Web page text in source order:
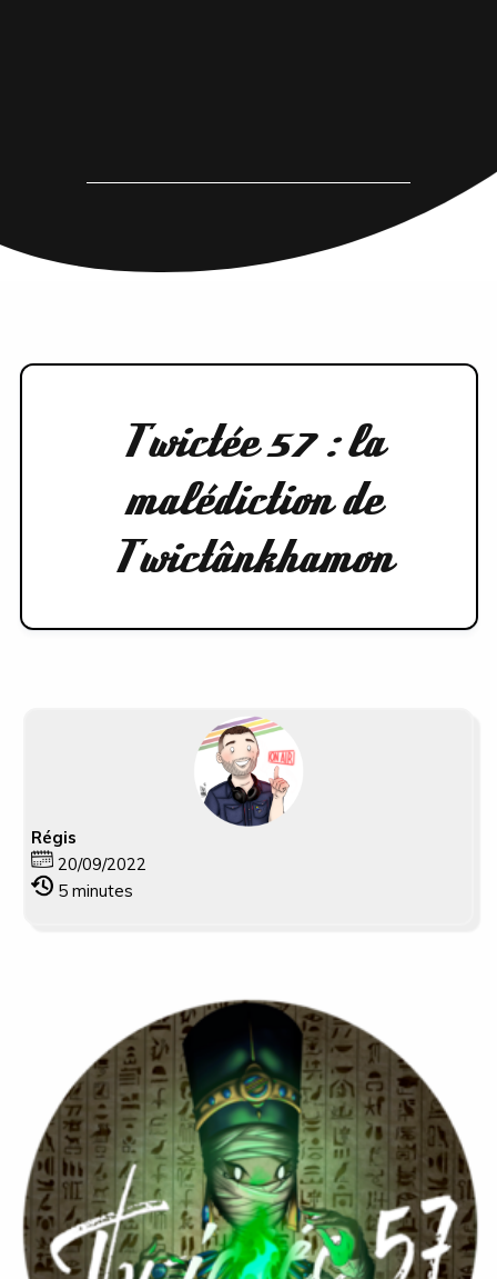
Twictée 57 : la
malédiction de
Twictânkhamon
Régis
20/09/2022
5 minutes